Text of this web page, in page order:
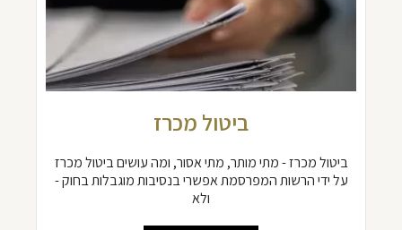
ביטול מכרז
ביטול מכרז - מתי מותר, מתי אסור, ומה עושים ביטול מכרז
על ידי הרשות המפרסמת אפשרי בנסיבות מוגבלות בחוק -
ולא